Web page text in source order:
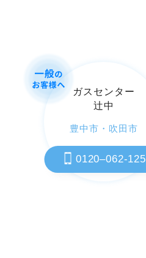
ガスセンター
辻󠄀中
豊中市 ・ 吹田市
0120–062-125